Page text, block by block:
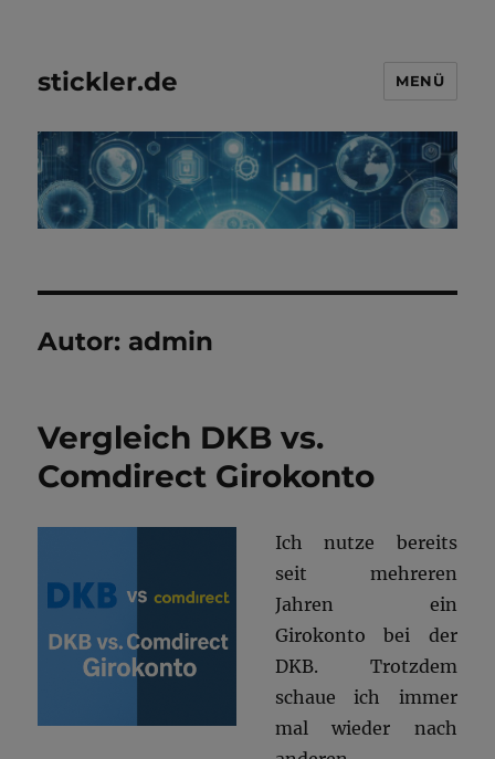
stickler.de MENÜ
Autor: admin
Vergleich DKB vs.
Comdirect Girokonto
Ich nutze bereits
seit mehreren
Jahren ein
Girokonto bei der
DKB. Trotzdem
schaue ich immer
mal wieder nach